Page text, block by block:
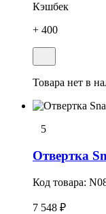
Кэшбек
+ 400
Товара нет в
5
Отвертка
Код товара:
7 548 ₽